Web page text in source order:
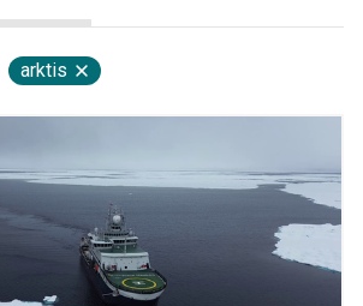
arktis